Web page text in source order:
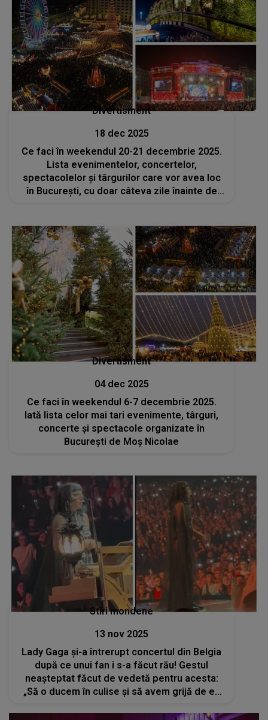
Divertisment
18 dec 2025
Ce faci în weekendul 20-21 decembrie 2025.
Lista evenimentelor, concertelor,
spectacolelor și târgurilor care vor avea loc
în București, cu doar câteva zile înainte de
Divertisment
04 dec 2025
Ce faci în weekendul 6-7 decembrie 2025.
Iată lista celor mai tari evenimente, târguri,
concerte și spectacole organizate în
București de Moș Nicolae
Stiri mondene
13 nov 2025
Lady Gaga și-a întrerupt concertul din Belgia
după ce unui fan i s-a făcut rău! Gestul
neașteptat făcut de vedetă pentru acesta:
„Să o ducem în culise și să avem grijă de ea